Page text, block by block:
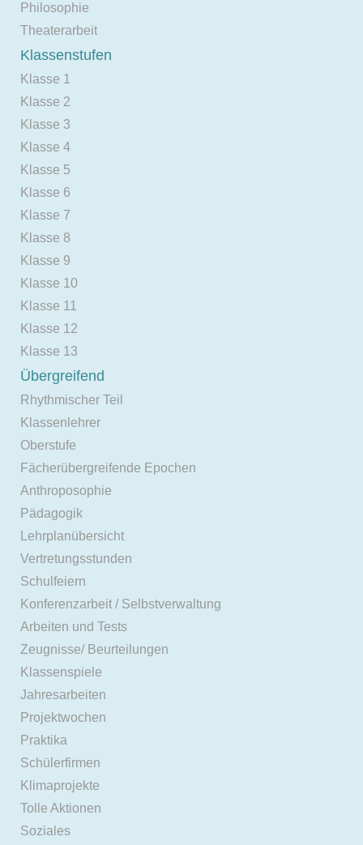
Philosophie
Theaterarbeit
Klassenstufen
Klasse 1
Klasse 2
Klasse 3
Klasse 4
Klasse 5
Klasse 6
Klasse 7
Klasse 8
Klasse 9
Klasse 10
Klasse 11
Klasse 12
Klasse 13
Übergreifend
Rhythmischer Teil
Klassenlehrer
Oberstufe
Fächerübergreifende Epochen
Anthroposophie
Pädagogik
Lehrplanübersicht
Vertretungsstunden
Schulfeiern
Konferenzarbeit / Selbstverwaltung
Arbeiten und Tests
Zeugnisse/ Beurteilungen
Klassenspiele
Jahresarbeiten
Projektwochen
Praktika
Schülerfirmen
Klimaprojekte
Tolle Aktionen
Soziales